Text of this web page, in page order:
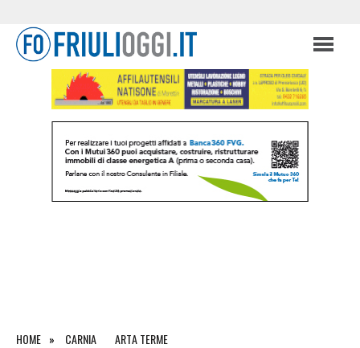
HOME CARNIA ARTA TERME